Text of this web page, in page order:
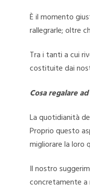
È il momento
rallegrarle; oltre
Tra i tanti a cui
costituite dai
Cosa regalare
La quotidianità
Proprio questo
migliorare la loro
Il nostro
concretamente